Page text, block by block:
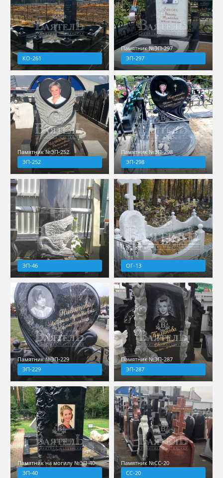
КО-261
Памятник №ЭП-297
ЭП-297
Памятник №ЭП-252
ЭП-252
Памятник №ЭП-298
ЭП-298
ЭП-46 ОГ-13
Памятник №ЭП-229
ЭП-229
Памятник №ЭП-287
ЭП-287
Памятник на могилу №ЭП-40
ЭП-40
Памятник №СС-20
СС-20